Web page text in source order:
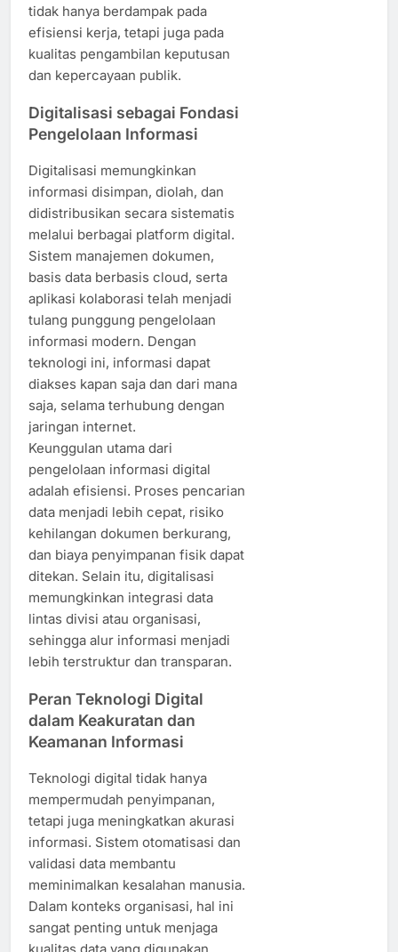
tidak hanya berdampak pada
efisiensi kerja, tetapi juga pada
kualitas pengambilan keputusan
dan kepercayaan publik.
Digitalisasi sebagai Fondasi
Pengelolaan Informasi
Digitalisasi memungkinkan
informasi disimpan, diolah, dan
didistribusikan secara sistematis
melalui berbagai platform digital.
Sistem manajemen dokumen,
basis data berbasis cloud, serta
aplikasi kolaborasi telah menjadi
tulang punggung pengelolaan
informasi modern. Dengan
teknologi ini, informasi dapat
diakses kapan saja dan dari mana
saja, selama terhubung dengan
jaringan internet.
Keunggulan utama dari
pengelolaan informasi digital
adalah efisiensi. Proses pencarian
data menjadi lebih cepat, risiko
kehilangan dokumen berkurang,
dan biaya penyimpanan fisik dapat
ditekan. Selain itu, digitalisasi
memungkinkan integrasi data
lintas divisi atau organisasi,
sehingga alur informasi menjadi
lebih terstruktur dan transparan.
Peran Teknologi Digital
dalam Keakuratan dan
Keamanan Informasi
Teknologi digital tidak hanya
mempermudah penyimpanan,
tetapi juga meningkatkan akurasi
informasi. Sistem otomatisasi dan
validasi data membantu
meminimalkan kesalahan manusia.
Dalam konteks organisasi, hal ini
sangat penting untuk menjaga